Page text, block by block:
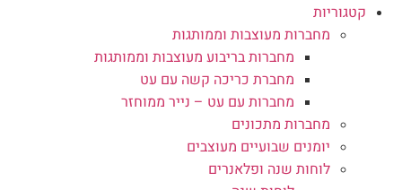
קטגוריות
מחברות מעוצבות וממותגות
מחברות בריבוע מעוצבות וממותגות
מחברת כריכה קשה עם עט
מחברות עם עט – נייר ממוחזר
מחברות מתכונים
יומנים שבועיים מעוצבים
לוחות שנה ופלאנרים